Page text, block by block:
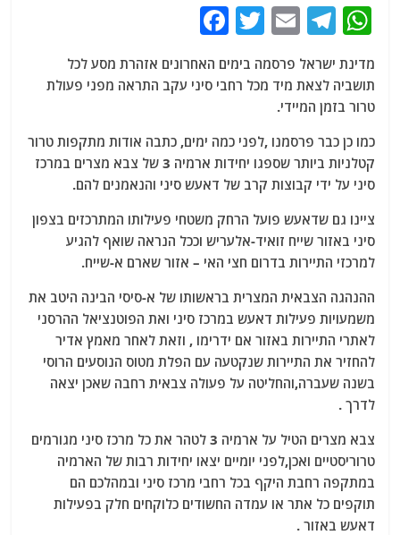
W
at
s
A
p
p
T
el
e
g
ra
m
E
ai
T
itt
c
b
o
o
k
מדינת ישראל פרסמה בימים האחרונים אזהרת מסע לכל
תושביה לצאת מיד מכל רחבי סיני עקב התראה מפני פעולת
טרור בזמן המיידי.
כמו כן כבר פרסמנו ,לפני כמה ימים, כתבה אודות מתקפות טרור
קטלניות ביותר שספגו יחידות ארמיה 3 של צבא מצרים במרכז
סיני על ידי קבוצות קרב של דאעש סיני והנאמנים להם.
ציינו גם שדאעש פועל הרחק משטחי פעילותו המתרכזים בצפון
סיני באזור שייח זואיד-אלעריש וככל הנראה שואף להגיע
למרכזי התיירות בדרום חצי האי – אזור שארם א-שייח.
ההנהגה הצבאית המצרית בראשותו של א-סיסי הבינה היטב את
משמעויות פעילות דאעש במרכז סיני ואת הפוטנציאל ההרסני
לאתרי התיירות באזור אם ידרימו , וזאת לאחר מאמץ אדיר
להחזיר את התיירות שנקטעה עם הפלת מטוס הנוסעים הרוסי
בשנה שעברה,והחליטה על פעולה צבאית רחבה שאכן יצאה
לדרך .
צבא מצרים הטיל על ארמיה 3 לטהר את כל מרכז סיני מגורמים
טרוריסטיים ואכן,לפני יומיים יצאו יחידות רבות של הארמיה
במתקפה רחבת היקף בכל רחבי מרכז סיני ובמהלכם הם
תוקפים כל אתר או עמדה החשודים כלוקחים חלק בפעילות
דאעש באזור .